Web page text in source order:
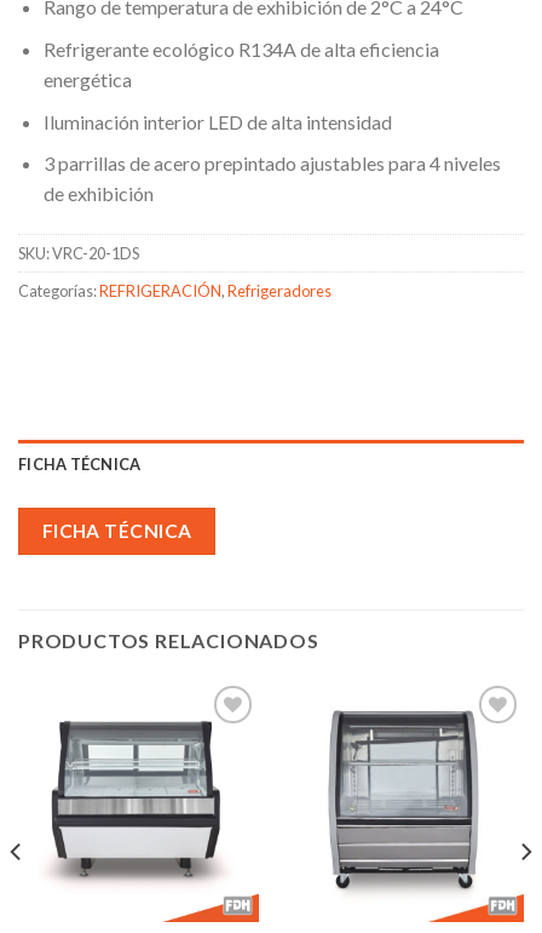
Rango de temperatura de exhibición de 2°C a 24°C
Refrigerante ecológico R134A de alta eficiencia
energética
Iluminación interior LED de alta intensidad
3 parrillas de acero prepintado ajustables para 4 niveles
de exhibición
SKU:VRC-20-1DS
Categorías:REFRIGERACIÓN,Refrigeradores
FICHA TÉCNICA
FICHA TÉCNICA
PRODUCTOS RELACIONADOS
Añadir
a la
lista de
deseos
lista de
deseos